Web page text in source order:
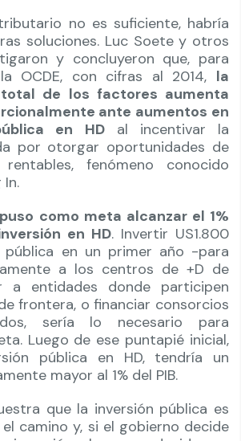
no es suficiente, habría
soluciones. Luc Soete y otros
y concluyeron que, para
OCDE, con cifras al 2014, la
de los factores aumenta
ante aumentos en
en HDal incentivar la
por otorgar oportunidades de
fenómeno conocido
como meta alcanzar el 1%
en HD. Invertir US1.800
pública en un primer año -para
a los centros de +D de
a entidades donde participen
frontera, o financiar consorcios
sería lo necesario para
Luego de ese puntapié inicial,
pública en HD, tendría un
mayor al 1% del PIB.
que la inversión pública es
camino y, si el gobierno decide